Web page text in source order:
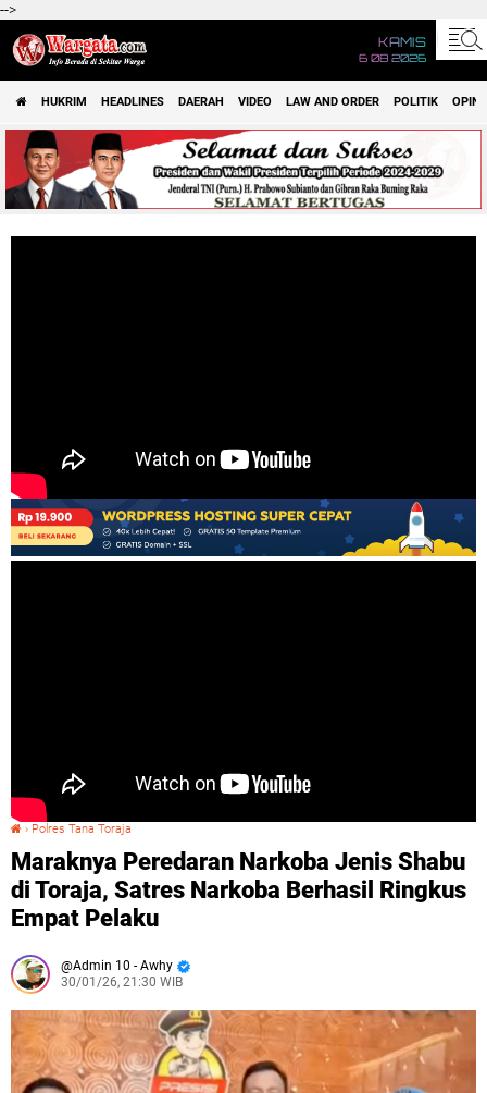
-->
KAMIS
6 08 2026
HUKRIM HEADLINES DAERAH VIDEO LAW AND ORDER POLITIK OPINI
› Polres Tana Toraja
Maraknya Peredaran Narkoba Jenis Shabu
di Toraja, Satres Narkoba Berhasil Ringkus
Empat Pelaku
Admin 10 - Awhy
30/01/26, 21:30 WIB